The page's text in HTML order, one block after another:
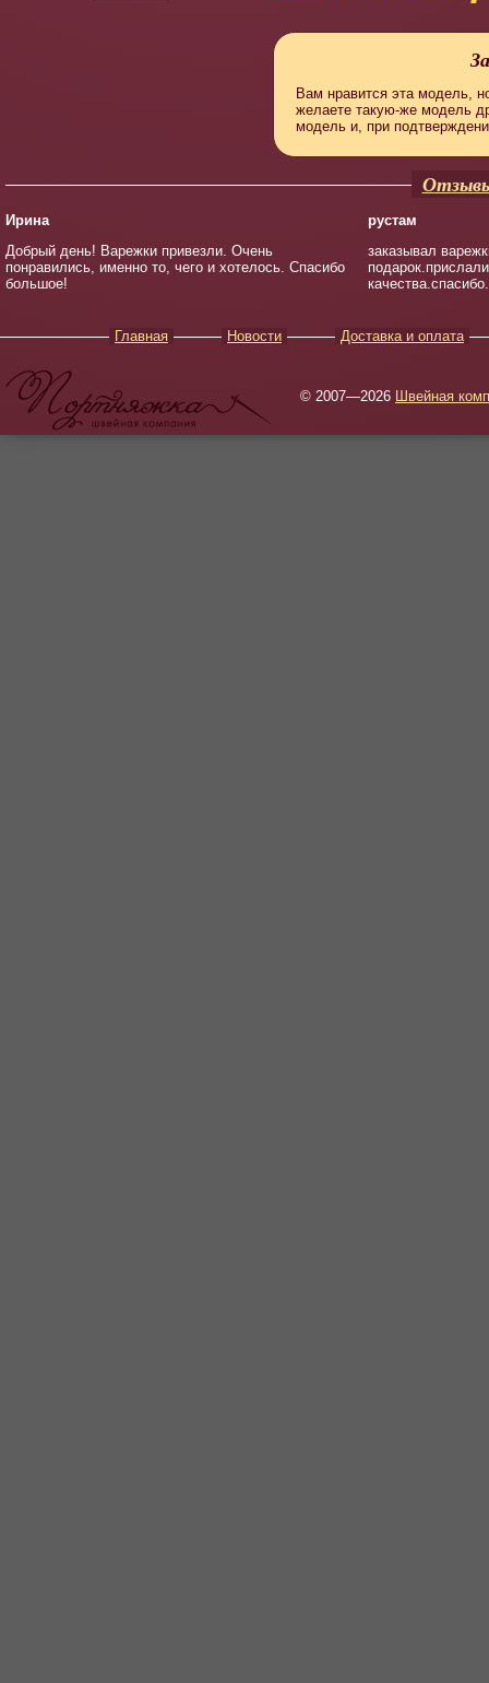
Вам нравится эта модель,
желаете такую-же модель
модель и, при
Ирина
Добрый день! Варежки привезли. Очень
понравились, именно то, чего и хотелось. Спасибо
большое!
рустам
заказывал
Главная Новости Доставка и оплата
© 2007—2026 Швейная